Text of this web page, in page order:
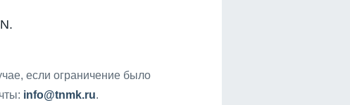
если ограничение было
info@tnmk.ru.